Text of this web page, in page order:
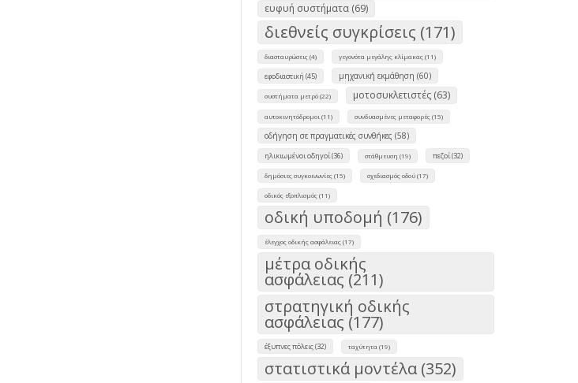
ευφυή συστήματα (69)
διεθνείς συγκρίσεις (171)
διασταυρώσεις (4) γεγονότα μεγάλης κλίμακας (11)
εφοδιαστική (45) μηχανική εκμάθηση (60)
συστήματα μετρό (22) μοτοσυκλετιστές (63)
αυτοκινητόδρομοι (11) συνδυασμένες μεταφορές (15)
οδήγηση σε πραγματικές συνθήκες (58)
ηλικιωμένοι οδηγοί (36) στάθμευση (19) πεζοί (32)
δημόσιες συγκοινωνίες (15) σχεδιασμός οδού (17)
οδικός εξοπλισμός (11)
οδική υποδομή (176)
έλεγχος οδικής ασφάλειας (17)
μέτρα οδικής
ασφάλειας (211)
στρατηγική οδικής
ασφάλειας (177)
έξυπνες πόλεις (32) ταχύτητα (19)
στατιστικά μοντέλα (352)